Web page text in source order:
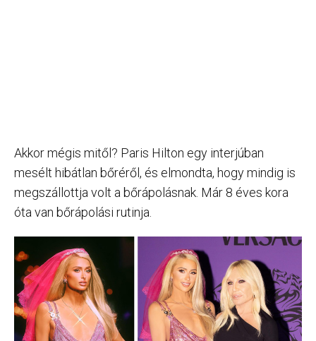
Akkor mégis mitől? Paris Hilton egy interjúban
mesélt hibátlan bőréről, és elmondta, hogy mindig is
megszállottja volt a bőrápolásnak. Már 8 éves kora
óta van bőrápolási rutinja.